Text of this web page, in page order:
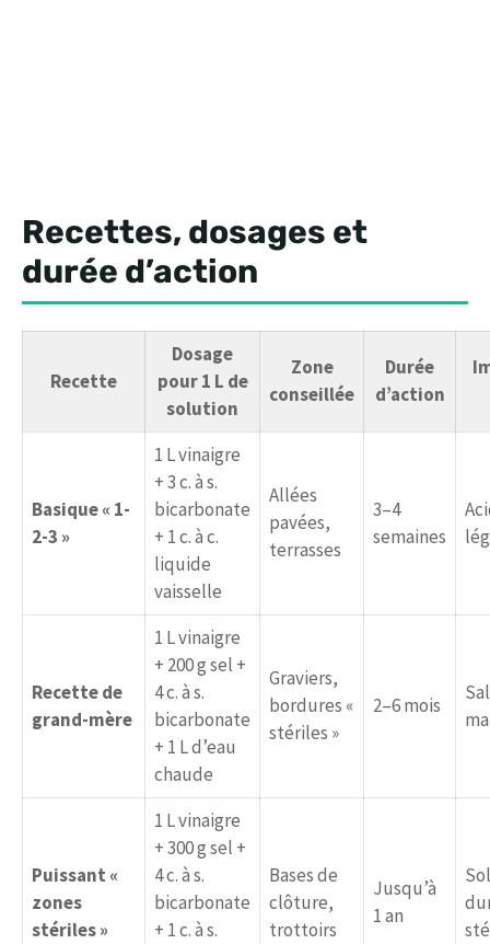
Recettes, dosages et
durée d’action
Recette
Dosage
pour 1 L de
solution
Zone
conseillée
Durée
d’action
Basique « 1-
2-3 »
1 L vinaigre
+ 3 c. à s.
bicarbonate
+ 1 c. à c.
liquide
vaisselle
Allées
pavées,
terrasses
3–4
semaines
Recette de
grand-mère
1 L vinaigre
+ 200 g sel +
4 c. à s.
bicarbonate
+ 1 L d’eau
chaude
Graviers,
bordures «
stériles »
2–6 mois
Puissant «
zones
stériles »
1 L vinaigre
+ 300 g sel +
4 c. à s.
bicarbonate
+ 1 c. à s.
Bases de
clôture,
trottoirs
Jusqu’à
1 an
Sol